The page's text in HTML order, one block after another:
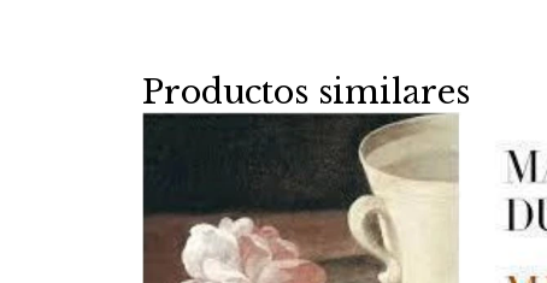
Productos similares